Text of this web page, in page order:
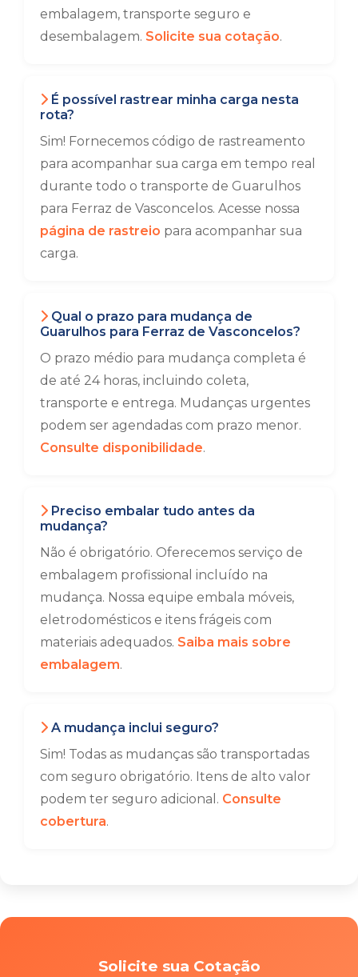
embalagem, transporte seguro e
desembalagem. Solicite sua cotação.
É possível rastrear minha carga nesta
rota?
Sim! Fornecemos código de rastreamento
para acompanhar sua carga em tempo real
durante todo o transporte de Guarulhos
para Ferraz de Vasconcelos. Acesse nossa
página de rastreio para acompanhar sua
carga.
Qual o prazo para mudança de
Guarulhos para Ferraz de Vasconcelos?
O prazo médio para mudança completa é
de até 24 horas, incluindo coleta,
transporte e entrega. Mudanças urgentes
podem ser agendadas com prazo menor.
Consulte disponibilidade.
Preciso embalar tudo antes da
mudança?
Não é obrigatório. Oferecemos serviço de
embalagem profissional incluído na
mudança. Nossa equipe embala móveis,
eletrodomésticos e itens frágeis com
materiais adequados. Saiba mais sobre
embalagem.
A mudança inclui seguro?
Sim! Todas as mudanças são transportadas
com seguro obrigatório. Itens de alto valor
podem ter seguro adicional. Consulte
cobertura.
Solicite sua Cotação